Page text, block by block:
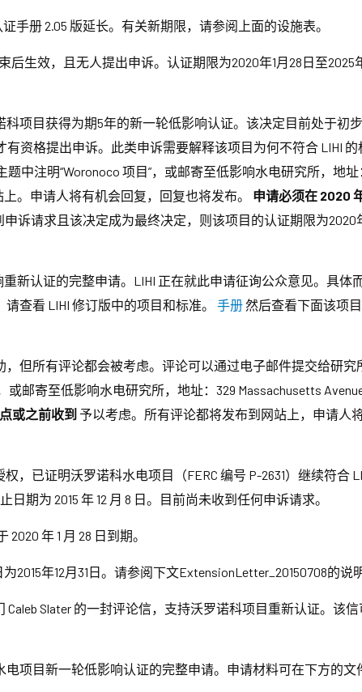
手册 2.05 版延长。有关新期限，请参阅上面的设施表。
生效，且无人提出申诉。认证期限为2020年1月28日至2025
科项目获得为期5年的新一轮低影响认证。该决定目前处于初
资格提出申诉。此类申诉需要解释该项目为何不符合 LIHI 的
题中注明“Woronoco 项目”，或邮寄至低影响水电研究所，地址
。申请人将有机会回复，回复也将发布。 申请必须在 2020
诉请求且该决定成为最终决定，则该项目的认证期限为2020
新认证的完整申请。LIHI 正在就此申请征询公众意见。具体
查看 LIHI 修订版中的项目和标准。 手册然后查看下面该项
但所有评论都会被考虑。评论可以通过电子邮件提交给研究
或邮寄至低影响水电研究所，地址：329 Massachusetts
或之前收到 予以考虑。所有评论都将发布到网站上，申请人
，已证明沃罗诺科水电项目（FERC 编号 P-2631）继续符合
期为 2015 年 12 月 8 日。目前尚未收到任何申诉请求。
年 1 月 28 日到期。
年12月31日。请参阅下文ExtensionLetter_20150708的说明
Slater 的一封评论信，支持沃罗诺科项目重新认证。该
电项目新一轮低影响认证的完整申请。申请材料可在下方的文